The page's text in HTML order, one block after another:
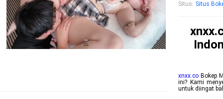
Situs: Situs
xnxx.co Bokep
ini? Kami
untuk diingat